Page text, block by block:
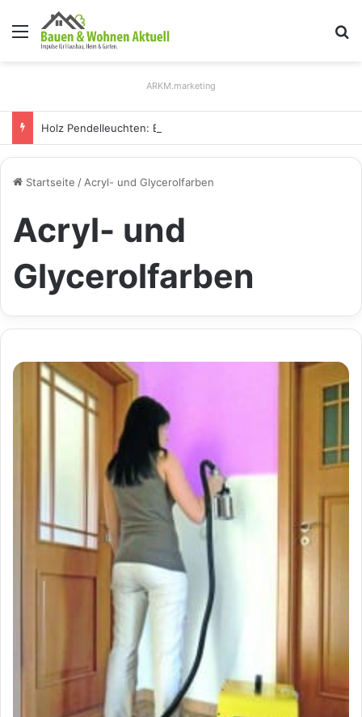
Menü
ARKM.marketing
Startseite / Acryl- und Glycerolfarben
Acryl- und
Glycerolfarben